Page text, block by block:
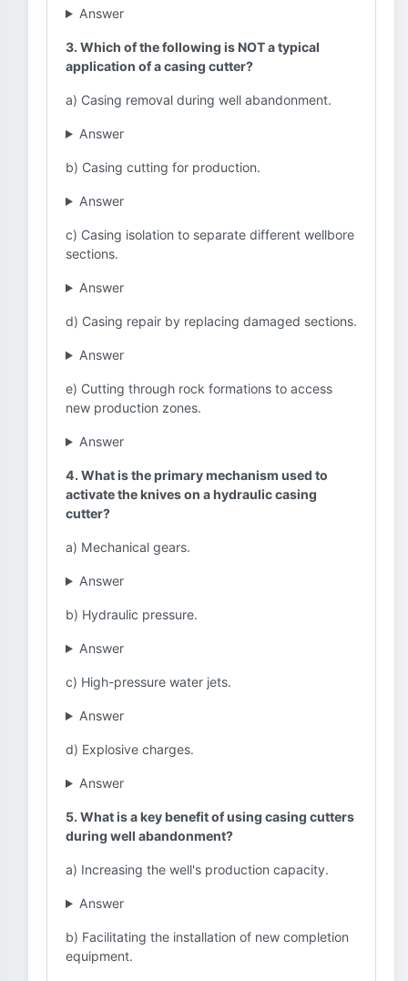
Answer
3. Which of the following is NOT a typical
application of a casing cutter?
a) Casing removal during well abandonment.
Answer
b) Casing cutting for production.
Answer
c) Casing isolation to separate different wellbore
sections.
Answer
d) Casing repair by replacing damaged sections.
Answer
e) Cutting through rock formations to access
new production zones.
Answer
4. What is the primary mechanism used to
activate the knives on a hydraulic casing
cutter?
a) Mechanical gears.
Answer
b) Hydraulic pressure.
Answer
c) High-pressure water jets.
Answer
d) Explosive charges.
Answer
5. What is a key benefit of using casing cutters
during well abandonment?
a) Increasing the well's production capacity.
Answer
b) Facilitating the installation of new completion
equipment.